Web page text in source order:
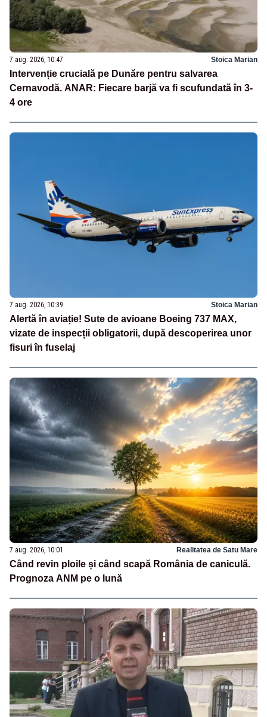
7 aug. 2026, 10:47 Stoica Marian
Intervenție crucială pe Dunăre pentru salvarea
Cernavodă. ANAR: Fiecare barjă va fi scufundată în 3-
4 ore
7 aug. 2026, 10:39 Stoica Marian
Alertă în aviație! Sute de avioane Boeing 737 MAX,
vizate de inspecții obligatorii, după descoperirea unor
fisuri în fuselaj
7 aug. 2026, 10:01 Realitatea de Satu Mare
Când revin ploile și când scapă România de caniculă.
Prognoza ANM pe o lună